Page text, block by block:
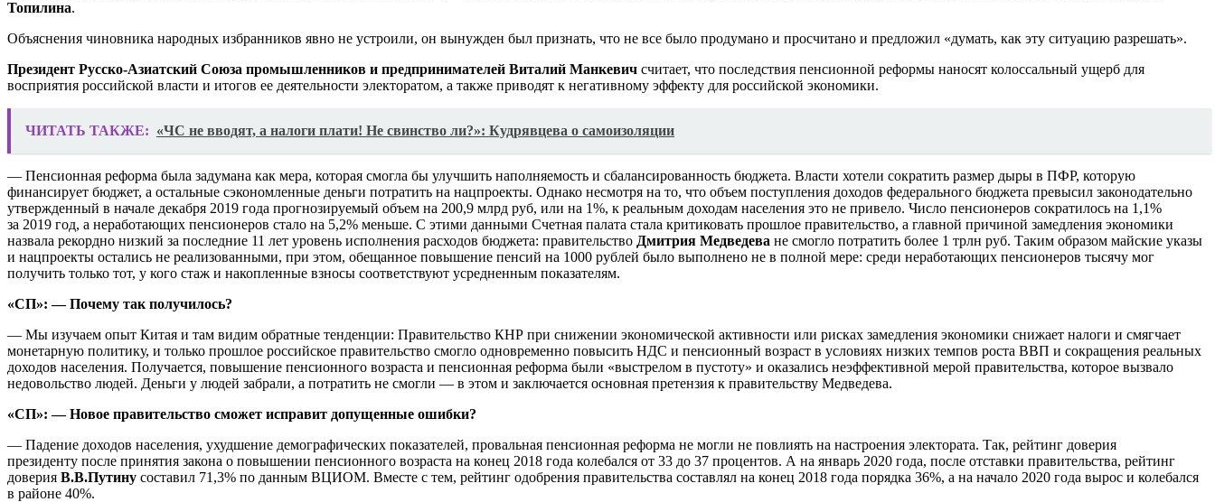
Топилина.
Объяснения чиновника народных избранников явно не устроили, он вынужден был признать, что не все было продумано и просчитано и предложил «думать, как эту ситуацию разрешать».
Президент Русско-Азиатский Союза промышленников и предпринимателей Виталий Манкевич считает, что последствия пенсионной реформы наносят колоссальный ущерб для
восприятия российской власти и итогов ее деятельности электоратом, а также приводят к негативному эффекту для российской экономики.
ЧИТАТЬ ТАКЖЕ: «ЧС не вводят, а налоги плати! Не свинство ли?»: Кудрявцева о самоизоляции
— Пенсионная реформа была задумана как мера, которая смогла бы улучшить наполняемость и сбалансированность бюджета. Власти хотели сократить размер дыры в ПФР, которую
финансирует бюджет, а остальные сэкономленные деньги потратить на нацпроекты. Однако несмотря на то, что объем поступления доходов федерального бюджета превысил законодательно
утвержденный в начале декабря 2019 года прогнозируемый объем на 200,9 млрд руб, или на 1%, к реальным доходам населения это не привело. Число пенсионеров сократилось на 1,1%
за 2019 год, а неработающих пенсионеров стало на 5,2% меньше. С этими данными Счетная палата стала критиковать прошлое правительство, а главной причиной замедления экономики
назвала рекордно низкий за последние 11 лет уровень исполнения расходов бюджета: правительство Дмитрия Медведева не смогло потратить более 1 трлн руб. Таким образом майские указы
и нацпроекты остались не реализованными, при этом, обещанное повышение пенсий на 1000 рублей было выполнено не в полной мере: среди неработающих пенсионеров тысячу мог
получить только тот, у кого стаж и накопленные взносы соответствуют усредненным показателям.
«СП»: — Почему так получилось?
— Мы изучаем опыт Китая и там видим обратные тенденции: Правительство КНР при снижении экономической активности или рисках замедления экономики снижает налоги и смягчает
монетарную политику, и только прошлое российское правительство смогло одновременно повысить НДС и пенсионный возраст в условиях низких темпов роста ВВП и сокращения реальных
доходов населения. Получается, повышение пенсионного возраста и пенсионная реформа были «выстрелом в пустоту» и оказались неэффективной мерой правительства, которое вызвало
недовольство людей. Деньги у людей забрали, а потратить не смогли — в этом и заключается основная претензия к правительству Медведева.
«СП»: — Новое правительство сможет исправит допущенные ошибки?
— Падение доходов населения, ухудшение демографических показателей, провальная пенсионная реформа не могли не повлиять на настроения электората. Так, рейтинг доверия
президенту после принятия закона о повышении пенсионного возраста на конец 2018 года колебался от 33 до 37 процентов. А на январь 2020 года, после отставки правительства, рейтинг
доверия В.В.Путину составил 71,3% по данным ВЦИОМ. Вместе с тем, рейтинг одобрения правительства составлял на конец 2018 года порядка 36%, а на начало 2020 года вырос и колебался
в районе 40%.